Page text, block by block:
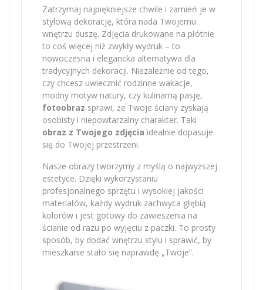
Zatrzymaj najpiękniejsze chwile i zamień je w
stylową dekorację, która nada Twojemu
wnętrzu duszę. Zdjęcia drukowane na płótnie
to coś więcej niż zwykły wydruk – to
nowoczesna i elegancka alternatywa dla
tradycyjnych dekoracji. Niezależnie od tego,
czy chcesz uwiecznić rodzinne wakacje,
modny motyw natury, czy kulinarną pasję,
fotoobraz sprawi, że Twoje ściany zyskają
osobisty i niepowtarzalny charakter. Taki
obraz z Twojego zdjęcia idealnie dopasuje
się do Twojej przestrzeni.
Nasze obrazy tworzymy z myślą o najwyższej
estetyce. Dzięki wykorzystaniu
profesjonalnego sprzętu i wysokiej jakości
materiałów, każdy wydruk zachwyca głębią
kolorów i jest gotowy do zawieszenia na
ścianie od razu po wyjęciu z paczki. To prosty
sposób, by dodać wnętrzu stylu i sprawić, by
mieszkanie stało się naprawdę „Twoje”.